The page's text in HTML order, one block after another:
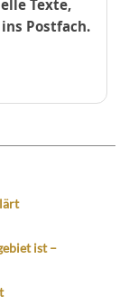
Texte,
Postfach.
ist –